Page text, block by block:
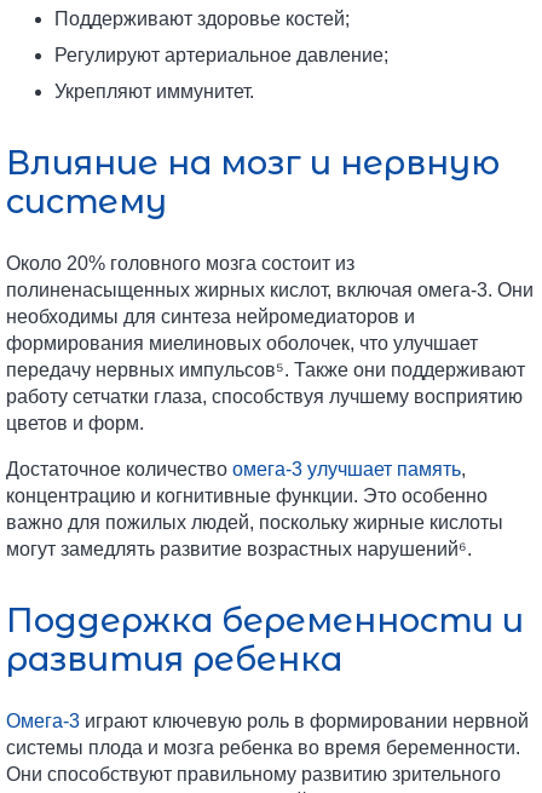
Поддерживают здоровье костей;
Регулируют артериальное давление;
Укрепляют иммунитет.
Влияние на мозг и нервную
систему
Около 20% головного мозга состоит из
полиненасыщенных жирных кислот, включая омега-3. Они
необходимы для синтеза нейромедиаторов и
формирования миелиновых оболочек, что улучшает
передачу нервных импульсов⁵. Также они поддерживают
работу сетчатки глаза, способствуя лучшему восприятию
цветов и форм.
Достаточное количество омега-3 улучшает память,
концентрацию и когнитивные функции. Это особенно
важно для пожилых людей, поскольку жирные кислоты
могут замедлять развитие возрастных нарушений⁶.
Поддержка беременности и
развития ребенка
Омега-3 играют ключевую роль в формировании нервной
системы плода и мозга ребенка во время беременности.
Они способствуют правильному развитию зрительного